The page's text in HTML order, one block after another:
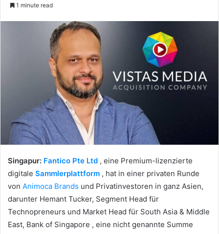
1 minute read
Singapur: Fantico Pte Ltd , eine Premium-lizenzierte
digitale Sammlerplattform , hat in einer privaten Runde
von Animoca Brands und Privatinvestoren in ganz Asien,
darunter Hemant Tucker, Segment Head für
Technopreneurs und Market Head für South Asia & Middle
East, Bank of Singapore , eine nicht genannte Summe